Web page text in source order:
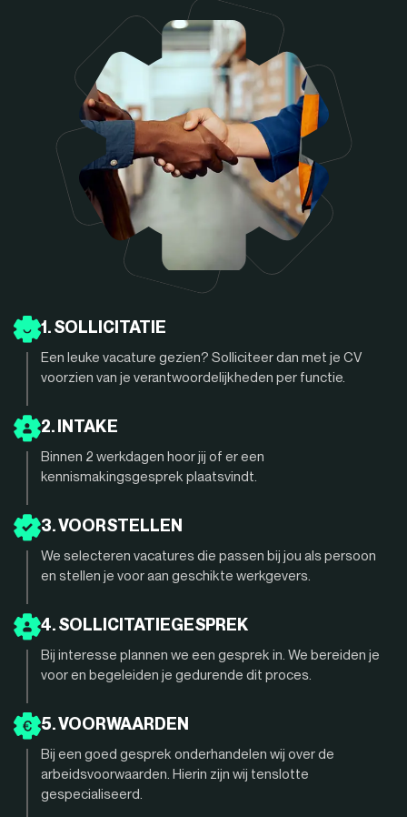
1. SOLLICITATIE
Een leuke vacature gezien? Solliciteer dan met je CV
voorzien van je verantwoordelijkheden per functie.
2. INTAKE
Binnen 2 werkdagen hoor jij of er een
kennismakingsgesprek plaatsvindt.
3. VOORSTELLEN
We selecteren vacatures die passen bij jou als persoon
en stellen je voor aan geschikte werkgevers.
4. SOLLICITATIEGESPREK
Bij interesse plannen we een gesprek in. We bereiden je
voor en begeleiden je gedurende dit proces.
5. VOORWAARDEN
Bij een goed gesprek onderhandelen wij over de
arbeidsvoorwaarden. Hierin zijn wij tenslotte
gespecialiseerd.